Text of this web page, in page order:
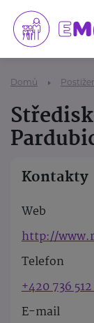
Domů
Kontakty
Web
http://
Telefon
+420 736 512
E-mail